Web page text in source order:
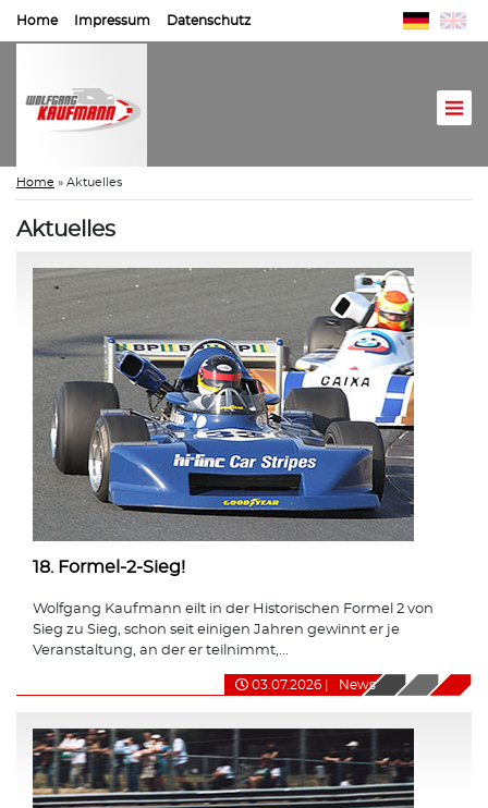
Home Impressum Datenschutz
Home » Aktuelles
Aktuelles
18. Formel-2-Sieg!
Wolfgang Kaufmann eilt in der Historischen Formel 2 von
Sieg zu Sieg, schon seit einigen Jahren gewinnt er je
Veranstaltung, an der er teilnimmt,...
03.07.2026 News